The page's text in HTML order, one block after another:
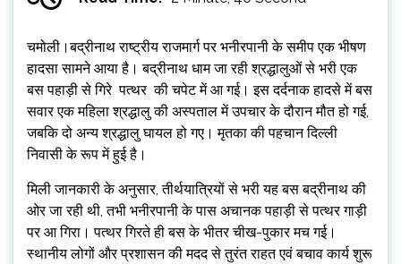
चमोली।बद्रीनाथ राष्ट्रीय राजमार्ग पर भनीरपानी के समीप एक भीषण
हादसा सामने आया है। बद्रीनाथ धाम जा रही श्रद्धालुओं से भरी एक
बस पहाड़ी से गिरे पत्थर की चपेट में आ गई। इस दर्दनाक हादसे में बस
सवार एक महिला श्रद्धालु की अस्पताल में उपचार के दौरान मौत हो गई,
जबकि दो अन्य श्रद्धालु घायल हो गए। मृतका की पहचान दिल्ली
निवासी के रूप में हुई है।
मिली जानकारी के अनुसार, तीर्थयात्रियों से भरी यह बस बद्रीनाथ की
ओर जा रही थी, तभी भनीरपानी के पास अचानक पहाड़ी से पत्थर गाड़ी
पर आ गिरा। पत्थर गिरते ही बस के भीतर चीख-पुकार मच गई।
स्थानीय लोगों और प्रशासन की मदद से तुरंत राहत एवं बचाव कार्य शुरू